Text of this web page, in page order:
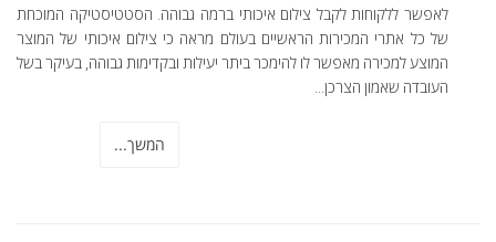
לאפשר ללקוחות לקבל צילום איכותי ברמה גבוהה. הסטטיסטיקה המוכחת
של כל אתרי המכירות הראשיים בעולם מראה כי צילום איכותי של המוצר
המוצע למכירה מאפשר לו להימכר ביתר יעילות ובקדימות גבוהה, בעיקר בשל
העובדה שאמון הצרכן...
המשך...